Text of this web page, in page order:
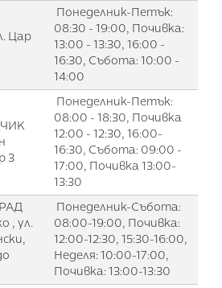
Цар
Понеделник-Петък:
08:30 - 19:00, Почивка:
13:00 - 13:30, 16:00 -
16:30, Събота: 10:00 -
14:00
3
Понеделник-Петък:
08:00 - 18:30, Почивка
12:00 - 12:30, 16:00-
16:30, Събота: 09:00 -
17:00, Почивка 13:00-
13:30
, ул.
Понеделник-Събота:
08:00-19:00, Почивка:
12:00-12:30, 15:30-16:00,
Неделя: 10:00-17:00,
Почивка: 13:00-13:30